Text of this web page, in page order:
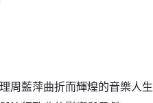
周藍萍曲折而輝煌的音樂人生